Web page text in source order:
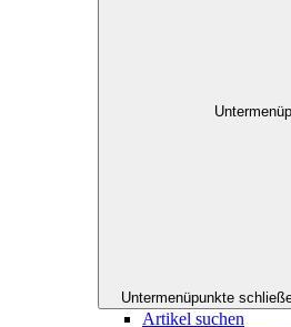
Untermenüpunkte
Artikel suchen